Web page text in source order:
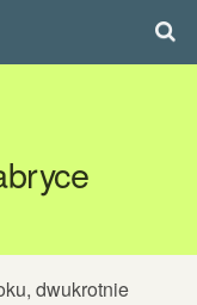
dwukrotnie